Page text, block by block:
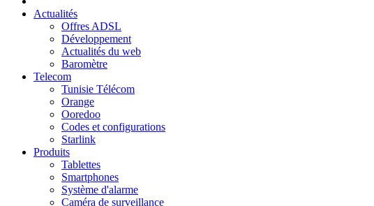
Actualités
Offres ADSL
Développement
Actualités du web
Baromètre
Telecom
Tunisie Télécom
Orange
Ooredoo
Codes et configurations
Starlink
Produits
Tablettes
Smartphones
Système d'alarme
Caméra de surveillance